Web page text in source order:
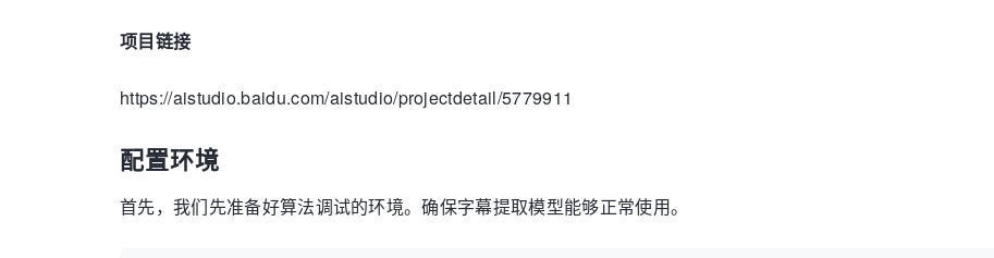
项目链接
https://aistudio.baidu.com/aistudio/projectdetail/5779911
配置环境
首先，我们先准备好算法调试的环境。确保字幕提取模型能够正常使用。